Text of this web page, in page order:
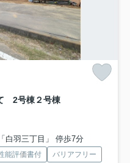
2号棟２号棟
白羽三丁目」 停歩7分
能評価書付
バリアフリー